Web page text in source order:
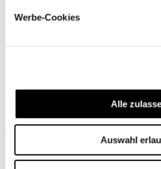
Werbe-Cookies
Alle
Auswahl
Wird oft zusammen